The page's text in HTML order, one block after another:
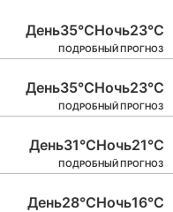
День35°CНочь23°C
ПОДРОБНЫЙ ПРОГНОЗ
День35°CНочь23°C
ПОДРОБНЫЙ ПРОГНОЗ
День31°CНочь21°C
ПОДРОБНЫЙ ПРОГНОЗ
День28°CНочь16°C